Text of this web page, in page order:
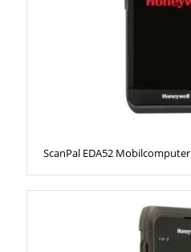
ScanPal EDA52 Mobilcomputer